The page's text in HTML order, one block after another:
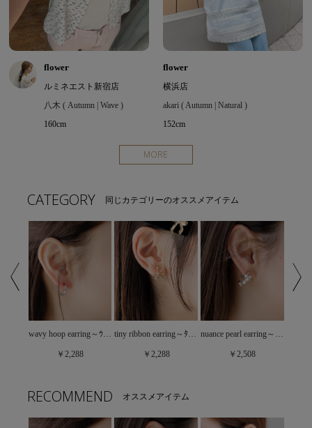
flower
ルミネエスト新宿店
八木 ( Autumn | Wave )
160cm
flower
横浜店
akari ( Autumn | Natural )
152cm
MORE
CATEGORY 同じカテゴリーのオススメアイテム
wavy hoop earring～ｳｪｰﾋﾞｰﾌｰﾌﾟｲﾔﾘﾝｸﾞ
￥2,288
tiny ribbon earring～ﾀｲﾆｰﾘﾎﾞﾝｲﾔﾘﾝｸﾞ
￥2,288
nuance pearl earring～ﾆｭｱﾝｽﾊﾟｰﾙｲﾔﾘﾝｸﾞ
￥2,508
RECOMMEND オススメアイテム